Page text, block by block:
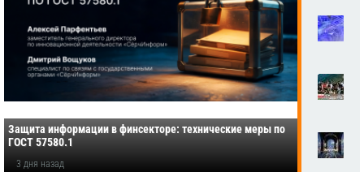
Защита информации в финсекторе: технические меры по
ГОСТ 57580.1
3 дня назад